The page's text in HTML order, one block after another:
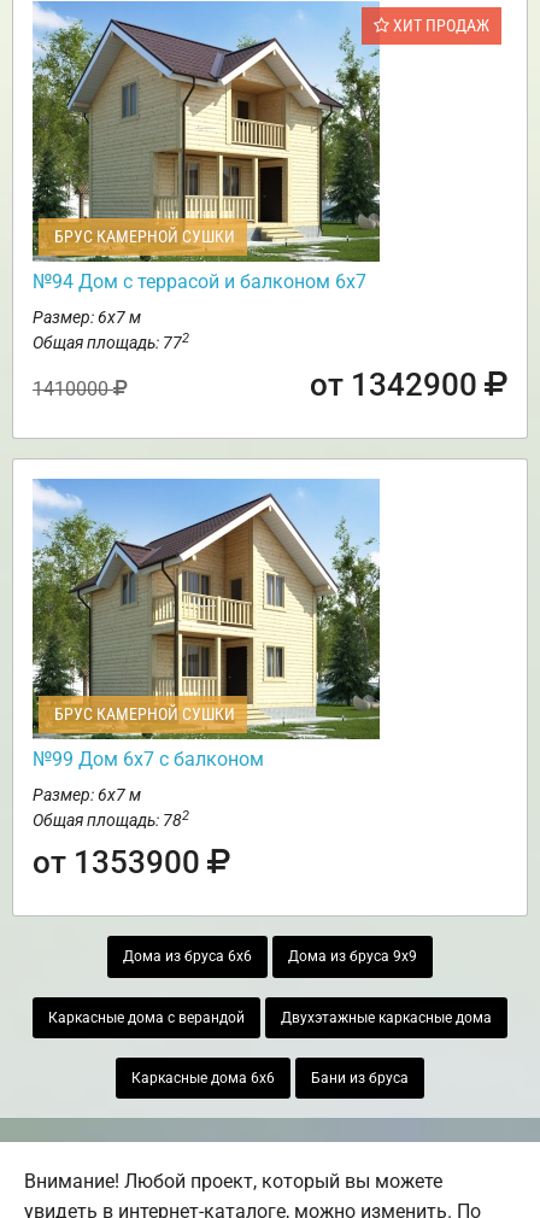
ХИТ ПРОДАЖ
БРУС КАМЕРНОЙ СУШКИ
№94 Дом с террасой и балконом 6х7
Размер: 6х7 м
Общая площадь: 772
1410000 от 1342900
БРУС КАМЕРНОЙ СУШКИ
№99 Дом 6х7 с балконом
Размер: 6х7 м
Общая площадь: 782
от 1353900
Дома из бруса 6х6 Дома из бруса 9х9
Каркасные дома с верандой Двухэтажные каркасные дома
Каркасные дома 6х6 Бани из бруса
Внимание! Любой проект, который вы можете
увидеть в интернет-каталоге, можно изменить. По